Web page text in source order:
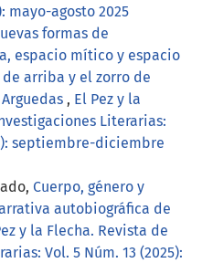
mayo-agosto 2025
formas de
espacio mítico y espacio
arriba y el zorro de
, El Pez y la
Literarias:
septiembre-diciembre
Cuerpo, género y
autobiográfica de
y la Flecha. Revista de
Vol. 5 Núm. 13 (2025):